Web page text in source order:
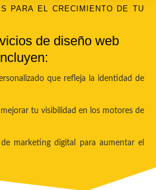
PARA EL CRECIMIENTO DE TU
de diseño web
que refleja la identidad de
tu visibilidad en los motores de
marketing digital para aumentar el